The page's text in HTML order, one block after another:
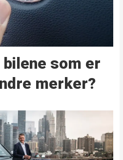
bilene som er
merker?